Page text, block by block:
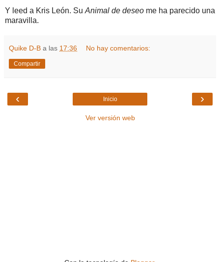
Y leed a Kris León. Su Animal de deseo me ha parecido una
maravilla.
Quike D-B a las 17:36 No hay comentarios:
Compartir
‹ ›
Inicio
Ver versión web